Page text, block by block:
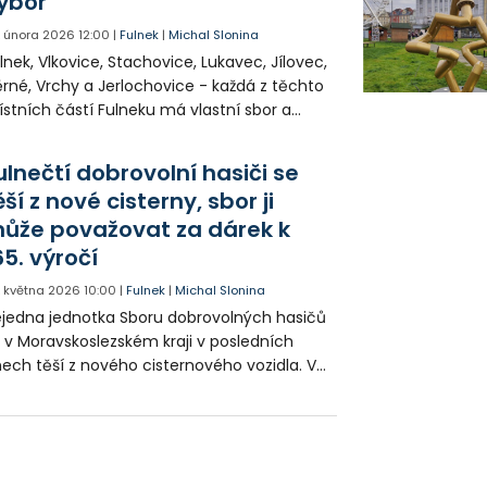
února 2026 12:00 |Fulnek |Michal Slonina
Vlkovice, Stachovice, Lukavec, Jílovec,
Vrchy a Jerlochovice - každá z těchto
částí Fulneku má vlastní sbor a
dobrovolní hasiči se
z nové cisterny, sbor ji
považovat za dárek k
výročí
května 2026 10:00 |Fulnek |Michal Slonina
jednotka Sboru dobrovolných hasičů
v Moravskoslezském kraji v posledních
těší z nového cisternového vozidla. V
je jejich role nezastupitelná,